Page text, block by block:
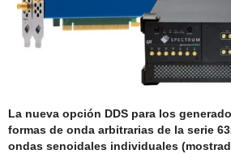
La nueva opción DDS para los
formas de onda arbitrarias de la serie
ondas senoidales individuales